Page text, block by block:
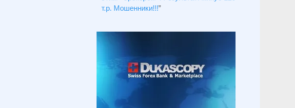
т.р. Мошенники!!!”